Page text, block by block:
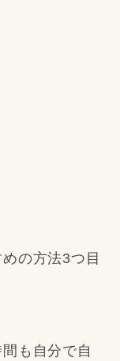
の方法3つ目
も自分で自